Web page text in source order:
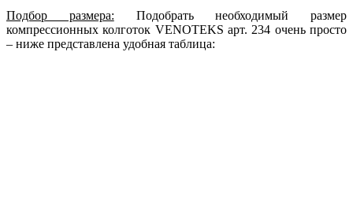
Подбор размера: Подобрать необходимый размер
компрессионных колготок VENOTEKS арт. 234 очень просто
– ниже представлена удобная таблица: